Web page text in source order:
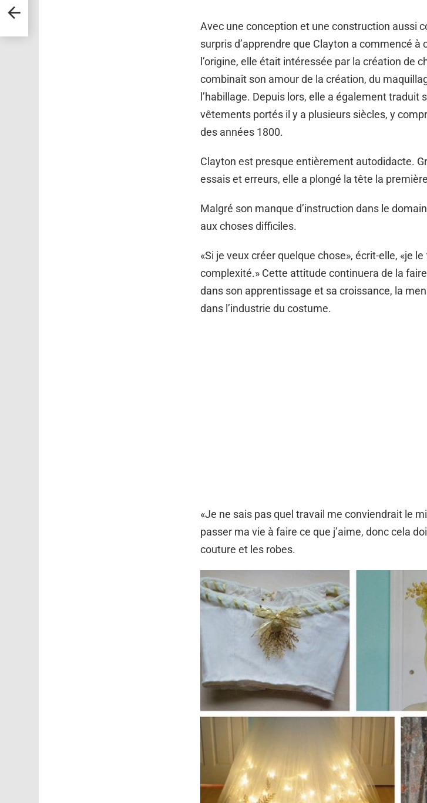
Avec une conception et une construction aussi
surpris d’apprendre que Clayton a commencé
l’origine, elle était intéressée par la création de
combinait son amour de la création, du
l’habillage. Depuis lors, elle a également traduit
vêtements portés il y a plusieurs siècles, y
des années 1800.
Clayton est presque entièrement autodidacte.
essais et erreurs, elle a plongé la tête la
Malgré son manque d’instruction dans le
aux choses difficiles.
«Si je veux créer quelque chose», écrit-elle, «je
complexité.» Cette attitude continuera de la
dans son apprentissage et sa croissance, la
dans l’industrie du costume.
«Je ne sais pas quel travail me conviendrait le
passer ma vie à faire ce que j’aime, donc cela
couture et les robes.
à la